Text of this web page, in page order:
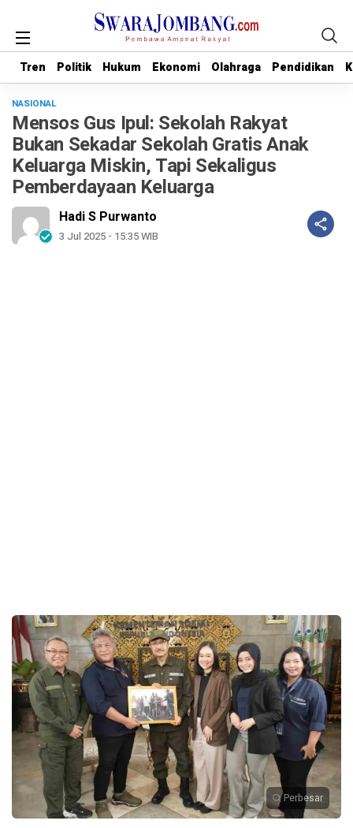
Tren Politik Hukum Ekonomi Olahraga Pendidikan
Tren Politik Hukum Ekonomi Olahraga Pendidikan
NASIONAL
Mensos Gus Ipul: Sekolah Rakyat
Bukan Sekadar Sekolah Gratis Anak
Keluarga Miskin, Tapi Sekaligus
Pemberdayaan Keluarga
Hadi S Purwanto
3 Jul 2025 - 15:35 WIB
Perbesar